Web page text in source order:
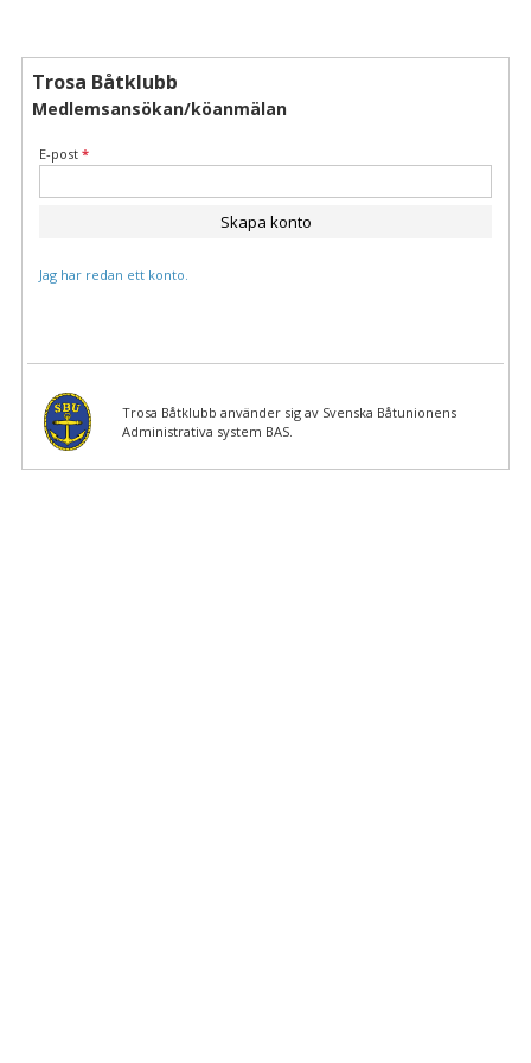
Trosa Båtklubb
Medlemsansökan/köanmälan
E-post *
Skapa konto
Jag har redan ett konto.
Trosa Båtklubb använder sig av Svenska Båtunionens
Administrativa system BAS.